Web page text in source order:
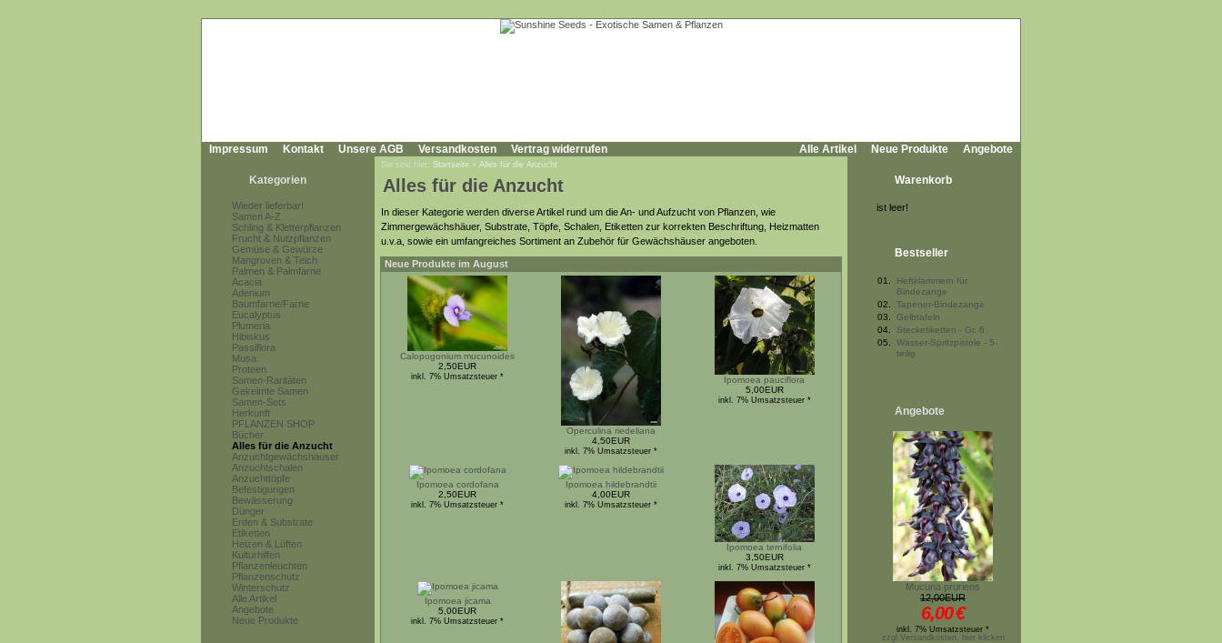
Impressum Kontakt Unsere AGB Versandkosten Vertrag widerrufen Alle Artikel Neue Produkte Angebote
Kategorien
Wieder lieferbar!
Samen A-Z
Schling & Kletterpflanzen
Frucht & Nutzpflanzen
Gemüse & Gewürze
Mangroven & Teich
Palmen & Palmfarne
Acacia
Adenium
Baumfarne/Farne
Eucalyptus
Plumeria
Hibiskus
Passiflora
Musa
Proteen
Samen-Raritäten
Gekeimte Samen
Samen-Sets
Herkunft
PFLANZEN SHOP
Bücher
Alles für die Anzucht
Anzuchtgewächshäuser
Anzuchtschalen
Anzuchttöpfe
Befestigungen
Bewässerung
Dünger
Erden & Substrate
Etiketten
Heizen & Lüften
Kulturhilfen
Pflanzenleuchten
Pflanzenschutz
Winterschutz
Alle Artikel
Angebote
Neue Produkte
Sie sind hier: Startseite » Alles für die Anzucht
Alles für die Anzucht
In dieser Kategorie werden diverse Artikel rund um die An- und Aufzucht von Pflanzen, wie
Zimmergewächshäuer, Substrate, Töpfe, Schalen, Etiketten zur korrekten Beschriftung, Heizmatten
u.v.a, sowie ein umfangreiches Sortiment an Zubehör für Gewächshäuser angeboten.
Neue Produkte im August
Calopogonium mucunoides
2,50EUR
inkl. 7% Umsatzsteuer *
Operculina riedeliana
4,50EUR
inkl. 7% Umsatzsteuer *
Ipomoea pauciflora
5,00EUR
inkl. 7% Umsatzsteuer *
Ipomoea cordofana
2,50EUR
inkl. 7% Umsatzsteuer *
Ipomoea hildebrandtii
4,00EUR
inkl. 7% Umsatzsteuer *
Ipomoea ternifolia
3,50EUR
inkl. 7% Umsatzsteuer *
Ipomoea jicama
5,00EUR
inkl. 7% Umsatzsteuer *
Warenkorb
ist leer!
Bestseller
01.
Heftklammern für
Bindezange
02.
Tapener-Bindezange
03.
Gelbtafeln
04.
Stecketiketten - Gr. 6
05.
Wasser-Spritzpistole - 5-
teilig
Angebote
Mucuna pruriens
12,00EUR
6,00€
inkl. 7% Umsatzsteuer *
zzgl.Versandkosten, hier klicken